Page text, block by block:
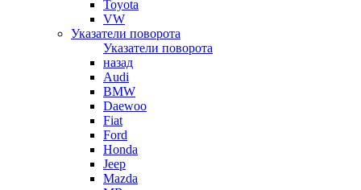
Toyota
VW
Указатели поворота
Указатели поворота
назад
Audi
BMW
Daewoo
Fiat
Ford
Honda
Jeep
Mazda